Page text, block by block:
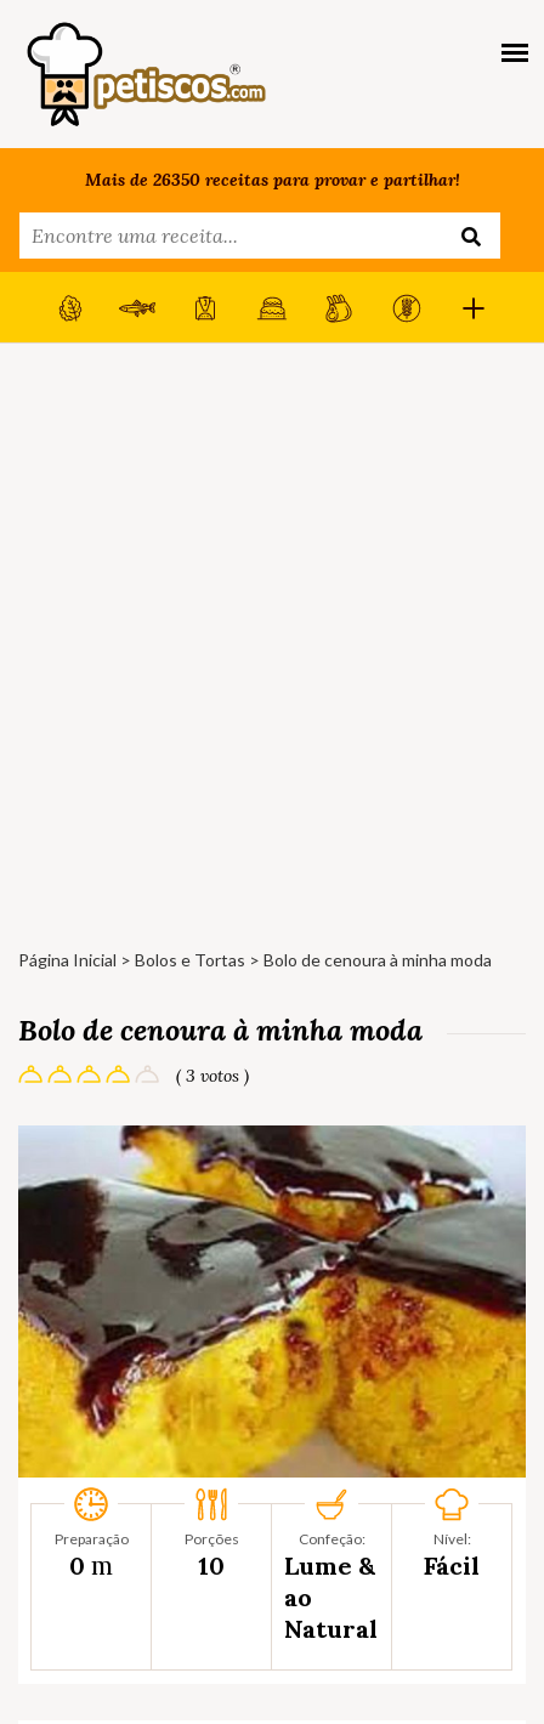
Mais de 26350 receitas para provar e partilhar!
Página Inicial > Bolos e Tortas > Bolo de cenoura à minha moda
Bolo de cenoura à minha moda
( 3 votos )
Preparação
0 m
Porções
10
Confeção:
Lume &
ao
Natural
Nível:
Fácil